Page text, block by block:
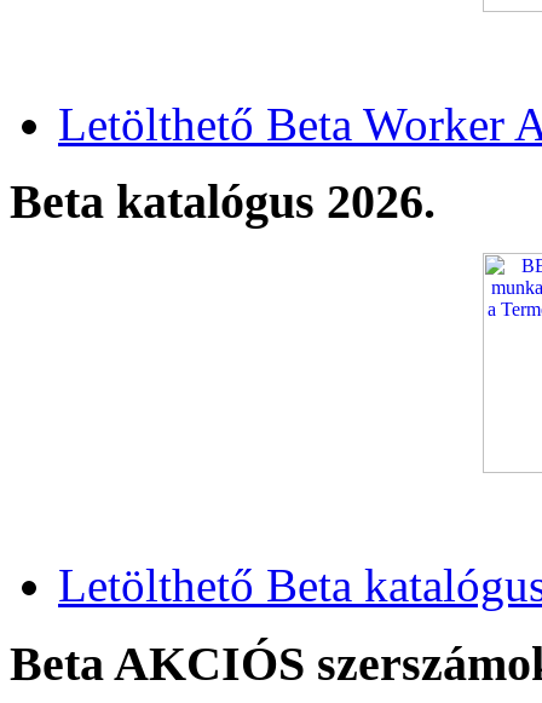
Letölthető Beta Worker
Beta katalógus 2026.
Letölthető Beta
Beta AKCIÓS